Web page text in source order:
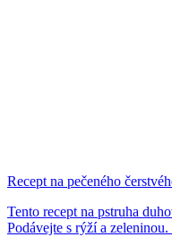
Recept na pečeného
Tento recept na pstruha
Podávejte s rýží a zeleninou.